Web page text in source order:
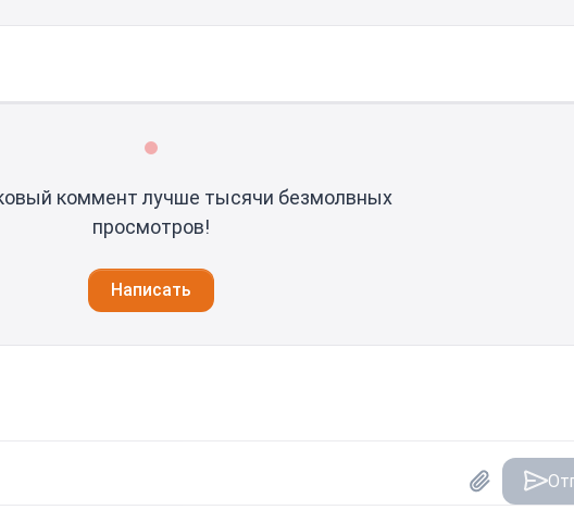
коммент лучше тысячи безмолвных
просмотров!
Написать